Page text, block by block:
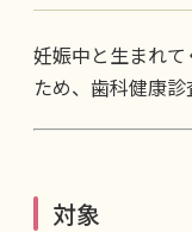
妊娠中と生まれ
ため、歯科健康診
対象